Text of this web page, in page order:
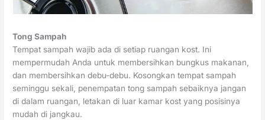
Tong Sampah
Tempat sampah wajib ada di setiap ruangan kost. Ini
mempermudah Anda untuk membersihkan bungkus makanan,
dan membersihkan debu-debu. Kosongkan tempat sampah
seminggu sekali, penempatan tong sampah sebaiknya jangan
di dalam ruangan, letakan di luar kamar kost yang posisinya
mudah di jangkau.